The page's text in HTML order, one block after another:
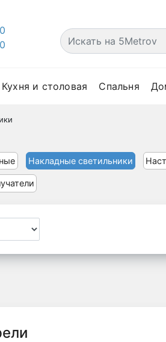
Кухня и столовая Спальня
Накладные светильники